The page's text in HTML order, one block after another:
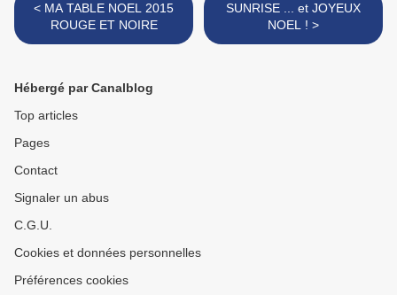
< MA TABLE NOEL 2015
ROUGE ET NOIRE
SUNRISE ... et JOYEUX
NOEL ! >
Hébergé par Canalblog
Top articles
Pages
Contact
Signaler un abus
C.G.U.
Cookies et données personnelles
Préférences cookies